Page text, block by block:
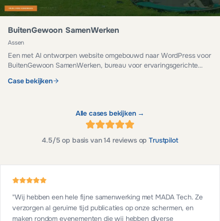
BuitenGewoon SamenWerken
Assen
Een met AI ontworpen website omgebouwd naar WordPress voor
BuitenGewoon SamenWerken, bureau voor ervaringsgerichte
Case bekijken
Alle cases bekijken →
4.5/5 op basis van14 reviews op Trustpilot
"Wij hebben een hele fijne samenwerking met MADA Tech. Ze
verzorgen al geruime tijd publicaties op onze schermen, en
maken rondom evenementen die wij hebben diverse